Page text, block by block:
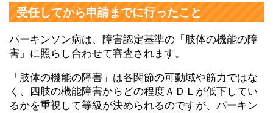
受任してから申請までに行ったこと
パーキンソン病は、障害認定基準の「肢体の機能の障
害」に照らし合わせて審査されます。
「肢体の機能の障害」は各関節の可動域や筋力ではな
く、四肢の機能障害からどの程度ＡＤＬが低下してい
るかを重視して等級が決められるのですが、パーキン